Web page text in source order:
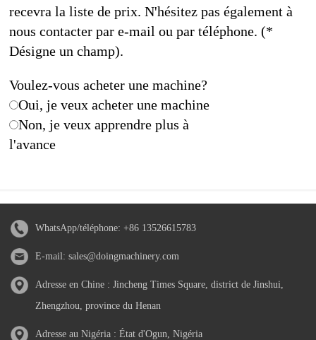
recevra la liste de prix. N'hésitez pas également à
nous contacter par e-mail ou par téléphone. (*
Désigne un champ).
Voulez-vous acheter une machine?
Oui, je veux acheter une machine
Non, je veux apprendre plus à
l'avance
WhatsApp/téléphone: +86 13526615783
E-mail: sales@doingmachinery.com
Adresse en Chine : Jincheng Times Square, district de Jinshui,
Zhengzhou, province du Henan
Adresse au Nigéria : État d'Ogun, Nigéria